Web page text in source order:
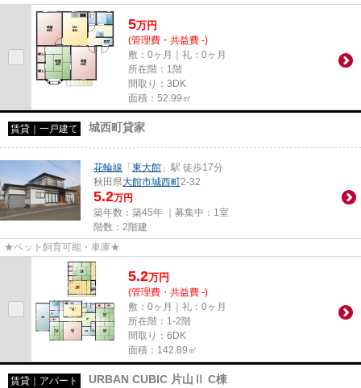
東大館周辺の住まいをお探し...
5万円
(管理費・共益費 -)
敷：0ヶ月｜礼：0ヶ月
所在階：1階
間取り：3DK
面積：52.99㎡
賃貸｜一戸建て 城西町貸家
花輪線 「 東大館 」駅 徒歩17分
秋田県大館市城西町2-32
5.2万円
築年数：築45年 ｜募集中： 1室
階数：2階建
★ペット飼育可能・車庫★
5.2万円
(管理費・共益費 -)
敷：0ヶ月｜礼：0ヶ月
所在階：1-2階
間取り：6DK
面積：142.89㎡
賃貸｜アパート URBAN CUBIC 片山Ⅱ C棟